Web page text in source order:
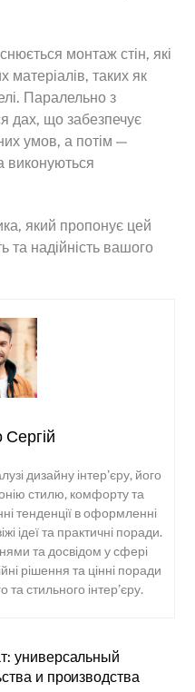
монтаж стін, які
матеріалів, таких як
Паралельно з
дах, що забезпечує
умов, а потім —
виконуються
який пропонує цей
та надійність вашого
дизайну інтер’єру, його
стилю, комфорту та
тенденції в оформленні
ідеї та практичні поради.
та досвідом у сфері
рішення та цінні поради
стильного інтер’єру.
универсальный
и производства